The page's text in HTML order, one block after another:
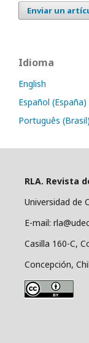
Enviar un
Idioma
English
Español (España)
Português (Brasil)
RLA. Revista
Universidad de
E-mail:
Casilla 160-C,
Concepción,